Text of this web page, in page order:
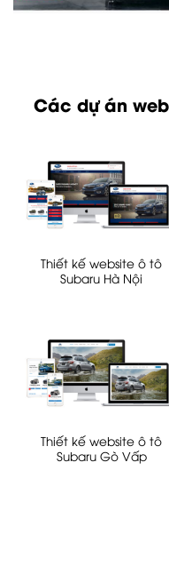
Các dự án
Thiết kế website ô tô
Subaru Hà Nội
Thiết kế website ô tô
Subaru Gò Vấp